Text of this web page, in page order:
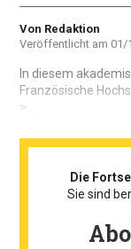
Autor
Von Redaktion
Veröffentlicht am 01/
In diesem
Französische
> ...
Die
Sie sind